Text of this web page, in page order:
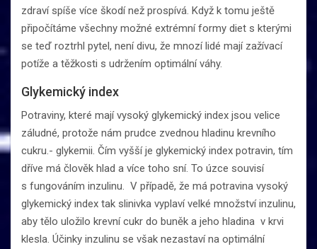
zdraví spíše více škodí než prospívá. Když k tomu ještě
připočítáme všechny možné extrémní formy diet s kterými
se teď roztrhl pytel, není divu, že mnozí lidé mají zažívací
potíže a těžkosti s udržením optimální váhy.
Glykemický index
Potraviny, které mají vysoký glykemický index jsou velice
záludné, protože nám prudce zvednou hladinu krevního
cukru.- glykemii. Čím vyšší je glykemický index potravin, tím
dříve má člověk hlad a více toho sní. To úzce souvisí
s fungováním inzulinu. V případě, že má potravina vysoký
glykemický index tak slinivka vyplaví velké množství inzulinu,
aby tělo uložilo krevní cukr do buněk a jeho hladina v krvi
klesla. Účinky inzulinu se však nezastaví na optimální